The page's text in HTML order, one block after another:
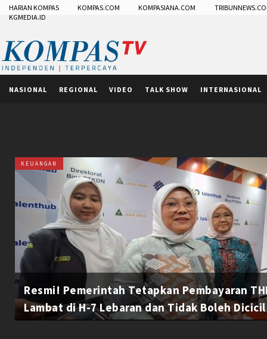
HARIAN KOMPAS KOMPAS.COM KOMPASIANA.COM
KGMEDIA.ID
NASIONAL REGIONAL VIDEO TALK SHOW INTERNASIONAL
KEUANGAN
Resmi! Pemerintah Tetapkan Pembayaran
Lambat di H-7 Lebaran dan Tidak Boleh Dicicil